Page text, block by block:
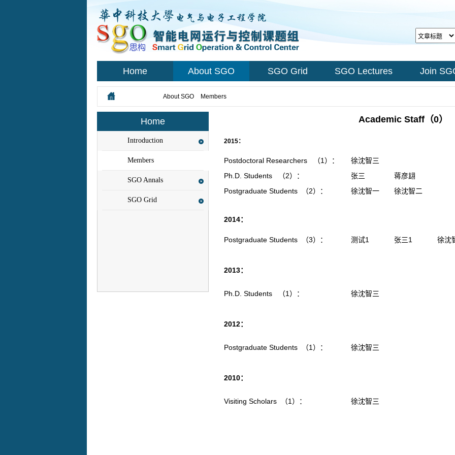
Home About SGO SGO Grid SGO Lectures Join
About SGO Members
Home
Introduction
Members
SGO Annals
SGO Grid
Academic Staff（0）
2015：
Postdoctoral Researchers （1）：
徐沈智三
Ph.D. Students （2）：
张三
蒋彦翃
Postgraduate Students （2）：
徐沈智一 徐沈智二
2014：
Postgraduate Students （3）： 测试1 张三1 徐沈
2013：
Ph.D. Students （1）： 徐沈智三
2012：
Postgraduate Students （1）： 徐沈智三
2010：
Visiting Scholars （1）： 徐沈智三